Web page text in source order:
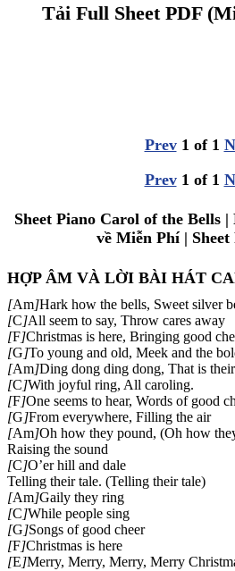
Tải Full Sheet PDF
Prev 1 of 1
Prev 1 of 1
Sheet Piano Carol of the Bells
về Miễn Phí | Sheet
HỢP ÂM VÀ LỜI BÀI HÁT
[Am]Hark how the bells, Sweet silver
[C]All seem to say, Throw cares away
[F]Christmas is here, Bringing good
[G]To young and old, Meek and the
[Am]Ding dong ding dong, That is
[C]With joyful ring, All caroling.
[F]One seems to hear, Words of good
[G]From everywhere, Filling the air
[Am]Oh how they pound, (Oh how
Raising the sound
[C]O’er hill and dale
Telling their tale. (Telling their tale)
[Am]Gaily they ring
[C]While people sing
[G]Songs of good cheer
[F]Christmas is here
[E]Merry, Merry, Merry, Merry